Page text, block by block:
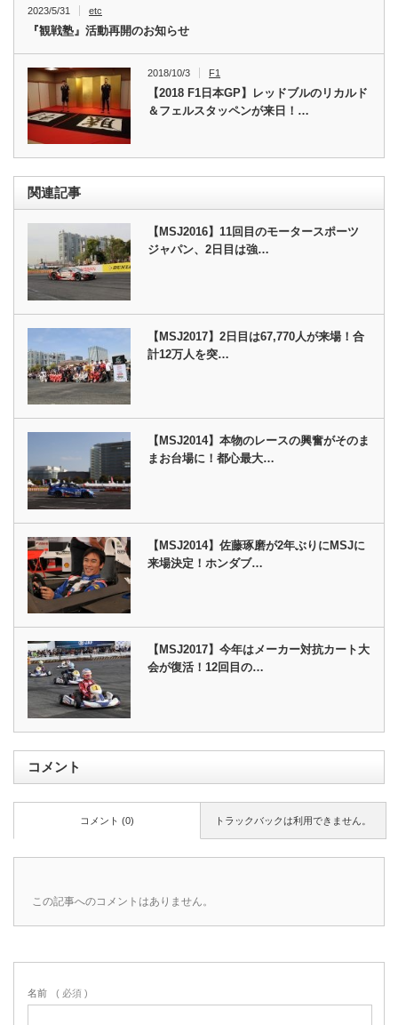
2023/5/31 etc
『観戦塾』活動再開のお知らせ
2018/10/3 F1
【2018 F1日本GP】レッドブルのリカルド
＆フェルスタッペンが来日！…
関連記事
【MSJ2016】11回目のモータースポーツ
ジャパン、2日目は強…
【MSJ2017】2日目は67,770人が来場！合
計12万人を突…
【MSJ2014】本物のレースの興奮がそのま
まお台場に！都心最大…
【MSJ2014】佐藤琢磨が2年ぶりにMSJに
来場決定！ホンダブ…
【MSJ2017】今年はメーカー対抗カート大
会が復活！12回目の…
コメント
トラックバックは利用できません。
コメント (0)
この記事へのコメントはありません。
名前 ( 必須 )